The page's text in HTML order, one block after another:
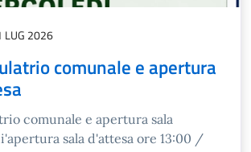
LUG 2026
comunale e apertura
comunale e apertura sala
sala d'attesa ore 13:00 /